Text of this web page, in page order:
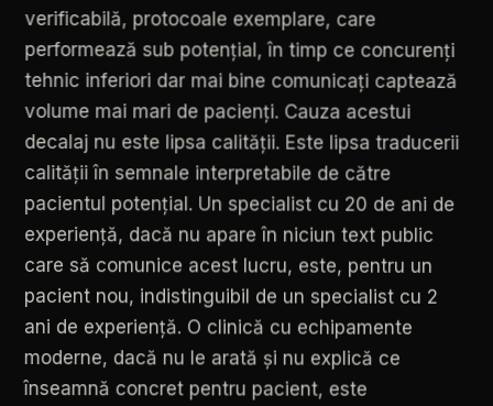
verificabilă, protocoale exemplare, care
performează sub potențial, în timp ce concurenți
tehnic inferiori dar mai bine comunicați captează
volume mai mari de pacienți. Cauza acestui
decalaj nu este lipsa calității. Este lipsa traducerii
calității în semnale interpretabile de către
pacientul potențial. Un specialist cu 20 de ani de
experiență, dacă nu apare în niciun text public
care să comunice acest lucru, este, pentru un
pacient nou, indistinguibil de un specialist cu 2
ani de experiență. O clinică cu echipamente
moderne, dacă nu le arată și nu explică ce
înseamnă concret pentru pacient, este